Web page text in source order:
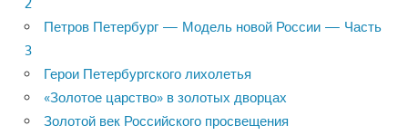
Петров Петербург — Модель новой России — Часть
3
Герои Петербургского лихолетья
«Золотое царство» в золотых дворцах
Золотой век Российского просвещения